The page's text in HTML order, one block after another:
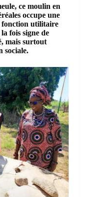
ce moulin en
occupe une
fonction utilitaire
fois signe de
mais surtout
sociale.